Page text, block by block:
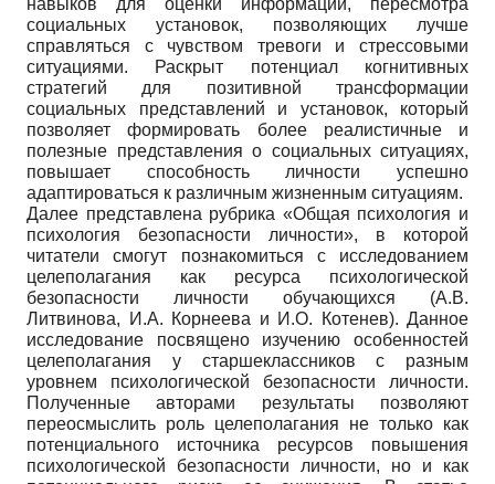
навыков для оценки информации, пересмотра
социальных установок, позволяющих лучше
справляться с чувством тревоги и стрессовыми
ситуациями. Раскрыт потенциал когнитивных
стратегий для позитивной трансформации
социальных представлений и установок, который
позволяет формировать более реалистичные и
полезные представления о социальных ситуациях,
повышает способность личности успешно
адаптироваться к различным жизненным ситуациям.
Далее представлена рубрика «Общая психология и
психология безопасности личности», в которой
читатели смогут познакомиться с исследованием
целеполагания как ресурса психологической
безопасности личности обучающихся (А.В.
Литвинова, И.А. Корнеева и И.О. Котенев). Данное
исследование посвящено изучению особенностей
целеполагания у старшеклассников с разным
уровнем психологической безопасности личности.
Полученные авторами результаты позволяют
переосмыслить роль целеполагания не только как
потенциального источника ресурсов повышения
психологической безопасности личности, но и как